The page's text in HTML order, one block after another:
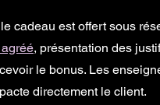
cadeau est offert sous
, présentation des
le bonus. Les
directement le client.